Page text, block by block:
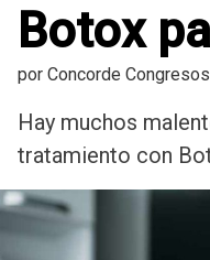
Botox
por Concorde Congresos
Hay muchos
tratamiento con